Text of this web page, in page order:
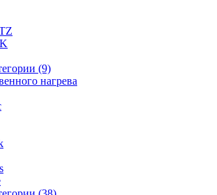
(9)
нагрева